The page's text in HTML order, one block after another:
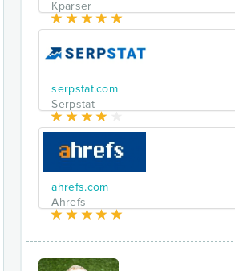
Kparser
serpstat.com
Serpstat
ahrefs.com
Ahrefs